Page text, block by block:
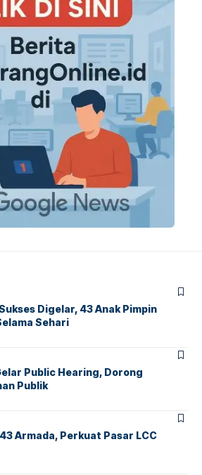
Digelar, 43 Anak Pimpin
Sehari
Public Hearing, Dorong
Publik
Armada, Perkuat Pasar LCC